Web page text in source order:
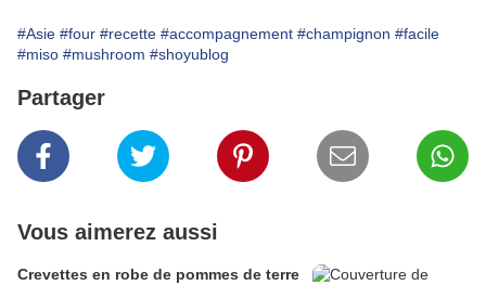
#Asie #four #recette #accompagnement #champignon #facile
#miso #mushroom #shoyublog
Partager
Vous aimerez aussi
Crevettes en robe de pommes de terre